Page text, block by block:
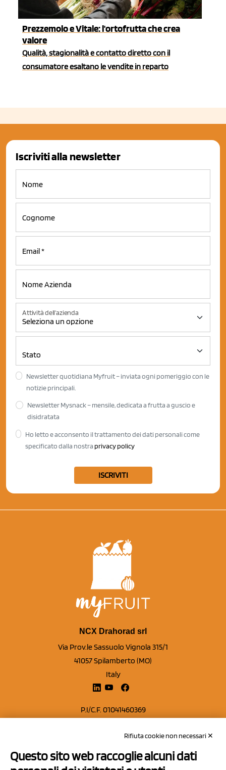
Prezzemolo e Vitale: l'ortofrutta che crea
valore
Qualità, stagionalità e contatto diretto con il
consumatore esaltano le vendite in reparto
Iscriviti alla newsletter
Attività dell'azienda
Newsletter quotidiana Myfruit – inviata ogni pomeriggio con le
notizie principali.
Newsletter Mysnack – mensile, dedicata a frutta a guscio e
disidratata
Ho letto e acconsento il trattamento dei dati personali come
specificato dalla nostra privacy policy
ISCRIVITI
NCX Drahorad srl
Via Prov.le Sassuolo Vignola 315/1
41057 Spilamberto (MO)
Italy
P.I/C.F. 01041460369
Capitale sociale Euro 50.000,00 i.v.
Contatti
Rifiuta cookie non necessari ✕
Questo sito web raccoglie alcuni dati